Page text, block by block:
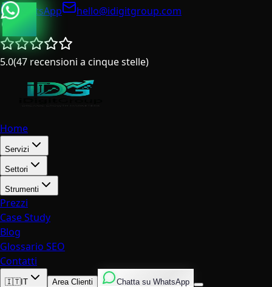
WhatsApp
hello@idigitgroup.com
5.0(47 recensioni a cinque stelle)
Home
Servizi
Settori
Strumenti
Prezzi
Case Study
Blog
Glossario SEO
Contatti
IngleseItalianoSpagnolo
🇮🇹IT Area Clienti Chatta su WhatsApp